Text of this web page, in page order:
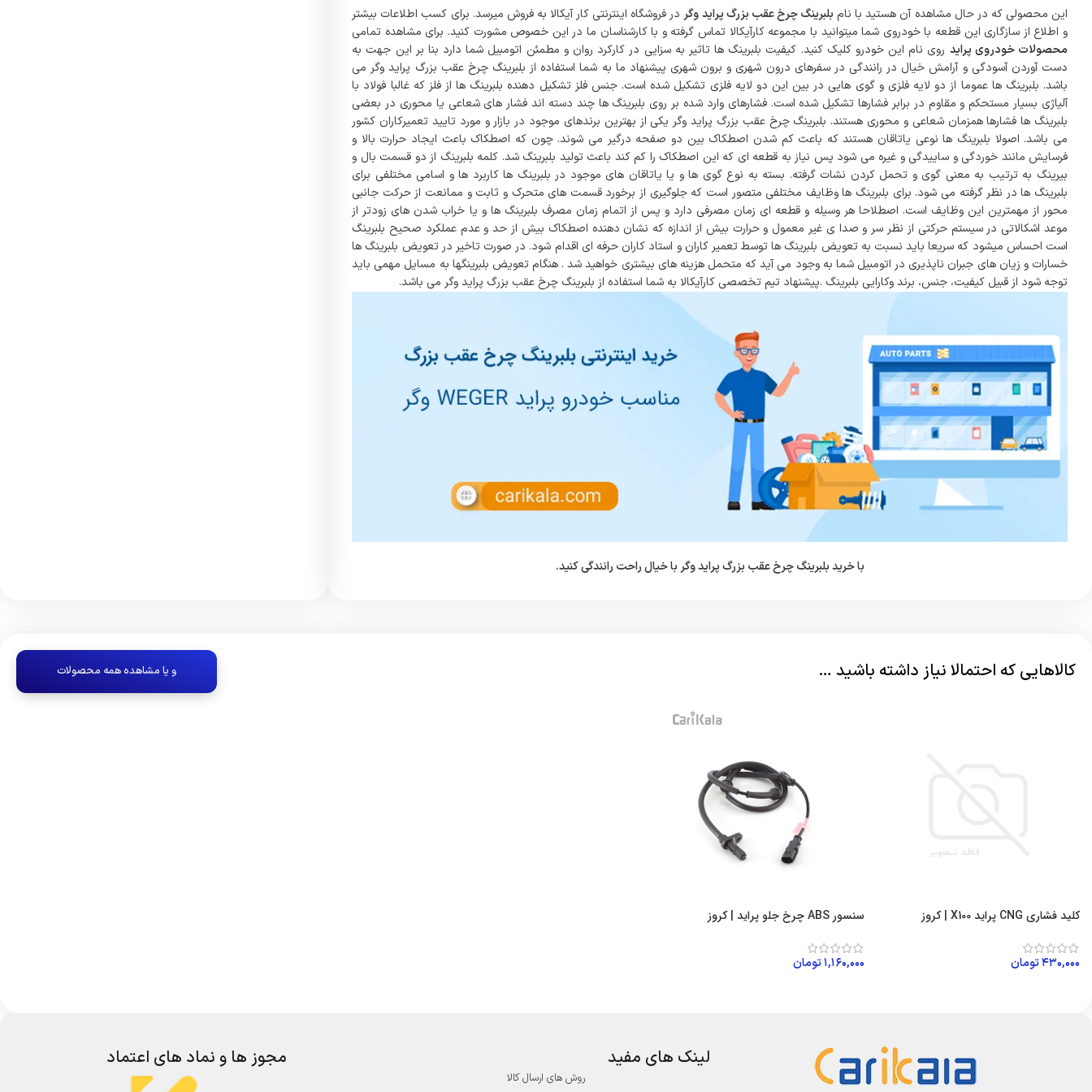
این محصولی که در حال مشاهده آن هستید با نام بلبرینگ چرخ عقب بزرگ پراید وگر در فروشگاه اینترنتی کار آیکالا به فروش میرسد. برای کسب اطلاعات بیشتر
و اطلاع از سازگاری این قطعه با خودروی شما میتوانید با مجموعه کارآیکالا تماس گرفته و با کارشناسان ما در این خصوص مشورت کنید. برای مشاهده تمامی
محصولات خودروی پراید روی نام این خودرو کلیک کنید. کیفیت بلبرینگ ها تاثیر به سزایی در کارکرد روان و مطمئن اتومبیل شما دارد بنا بر این جهت به
دست آوردن آسودگی و آرامش خیال در رانندگی در سفرهای درون شهری و برون شهری پیشنهاد ما به شما استفاده از بلبرینگ چرخ عقب بزرگ پراید وگر می
باشد. بلبرینگ ها عموما از دو لایه فلزی و گوی هایی در بین این دو لایه فلزی تشکیل شده است. جنس فلز تشکیل دهنده بلبرینگ ها از فلز که غالبا فولاد با
آلیاژی بسیار مستحکم و مقاوم در برابر فشارها تشکیل شده است. فشارهای وارد شده بر روی بلبرینگ ها چند دسته اند فشار های شعاعی یا محوری در بعضی
بلبرینگ ها فشارها همزمان شعاعی و محوری هستند. بلبرینگ چرخ عقب بزرگ پراید وگر یکی از بهترین برندهای موجود در بازار و مورد تایید تعمیرکاران کشور
می باشد. اصولا بلبرینگ ها نوعی یاتاقان هستند که باعث کم شدن اصطکاک بین دو صفحه درگیر می شوند. چون که اصطکاک باعث ایجاد حرارت بالا و
فرسایش مانند خوردگی و ساییدگی و غیره می شود پس نیاز به قطعه ای که این اصطکاک را کم کند باعث تولید بلبرینگ شد. کلمه بلبرینگ از دو قسمت بال و
بیرینگ به ترتیب به معنی گوی و تحمل کردن نشات گرفته. بسته به نوع گوی ها و یا یاتاقان های موجود در بلبرینگ ها کاربرد ها و اسامی مختلفی برای
بلبرینگ ها در نظر گرفته می شود. برای بلبرینگ ها وظایف مختلفی متصور است که جلوگیری از برخورد قسمت های متحرک و ثابت و ممانعت از حرکت جانبی
محور از مهمترین این وظایف است. اصطلاحا هر وسیله و قطعه ای زمان مصرفی دارد و پس از اتمام زمان مصرف بلبرینگ ها و یا خراب شدن های زودتر از
موعد اشکالاتی در سیستم حرکتی از نظر سر و صدا ی غیر معمول و حرارت بیش از اندازه که نشان دهنده اصطکاک بیش از حد و عدم عملکرد صحیح بلبرینگ
است احساس میشود که سریعا باید نسبت به تعویض بلبرینگ ها توسط تعمیر کاران و استاد کاران حرفه ای اقدام شود. در صورت تاخیر در تعویض بلبرینگ ها
خسارات و زیان های جبران ناپذیری در اتومبیل شما به وجود می آید که متحمل هزینه های بیشتری خواهید شد . هنگام تعویض بلبرینگها به مسایل مهمی باید
توجه شود از قبیل کیفیت، جنس، برند وکارایی بلبرینگ .پیشنهاد تیم تخصصی کارآیکالا به شما استفاده از بلبرینگ چرخ عقب بزرگ پراید وگر می باشد.
با خرید بلبرینگ چرخ عقب بزرگ پراید وگر با خیال راحت رانندگی کنید.
کالاهایی که احتمالا نیاز داشته باشید … و یا مشاهده همه محصولات
کلید فشاری CNG پراید X100 | کروز
۴۳۰,۰۰۰تومان
سنسور ABS چرخ جلو پراید | کروز
۱,۱۶۰,۰۰۰تومان
لینک های مفید
روش های ارسال کالا
مجوز ها و نماد های اعتماد